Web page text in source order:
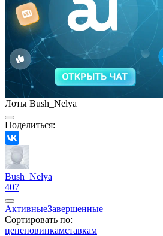
Лоты Bush_Nelya
Поделиться:
Bush_Nelya
407
АктивныеЗавершенные
Сортировать по:
цененовинкамставкам